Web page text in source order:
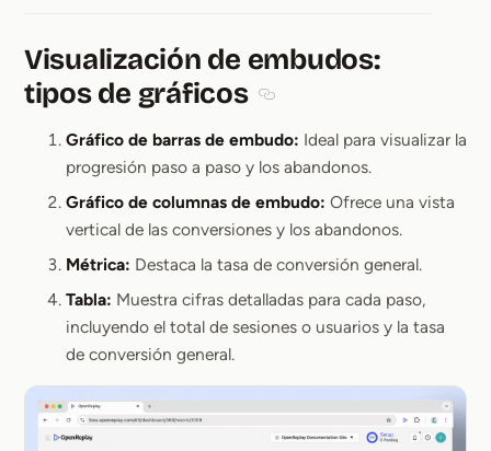
Visualización de embudos:
tipos de gráficos
Gráfico de barras de embudo: Ideal para visualizar la
progresión paso a paso y los abandonos.
Gráfico de columnas de embudo: Ofrece una vista
vertical de las conversiones y los abandonos.
Métrica: Destaca la tasa de conversión general.
Tabla: Muestra cifras detalladas para cada paso,
incluyendo el total de sesiones o usuarios y la tasa
de conversión general.